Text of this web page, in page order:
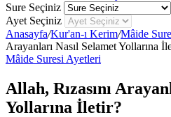
Sure Seçiniz
Ayet Seçiniz
Anasayfa/Kur'an-ı Kerim/Mâide
Arayanları Nasıl Selamet Yollarına
Mâide Suresi Ayetleri
Allah, Rızasını
Yollarına İletir?